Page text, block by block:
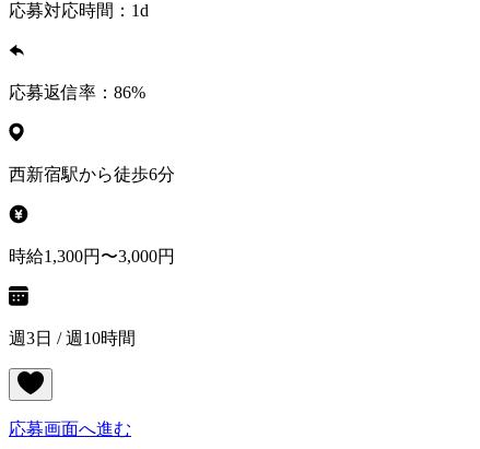
応募対応時間： 1d
応募返信率： 86%
西新宿駅から徒歩6分
時給1,300円〜3,000円
週3日 / 週10時間
応募画面へ進む